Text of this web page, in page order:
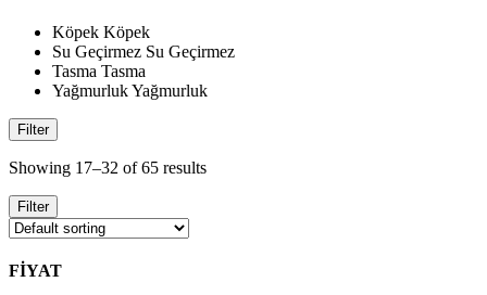
Köpek Köpek
Su Geçirmez Su Geçirmez
Tasma Tasma
YağmurlukYağmurluk
Filter
Showing 17–32 of 65 results
Filter
FİYAT